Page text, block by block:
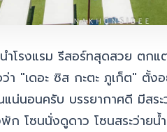
ำโรงแรม รีสอร์ทสุดสวย ตก
า "เดอะ ซิส กะตะ ภูเก็ต" ตั้
แน่นอนครับ บรรยากาศดี มีสร
ก โซนนั่งดูดาว โซนสระว่าย